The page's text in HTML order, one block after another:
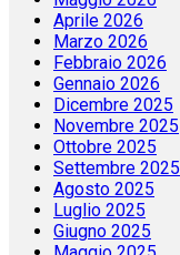
Aprile 2026
Marzo 2026
Febbraio 2026
Gennaio 2026
Dicembre 2025
Novembre 2025
Ottobre 2025
Settembre 2025
Agosto 2025
Luglio 2025
Giugno 2025